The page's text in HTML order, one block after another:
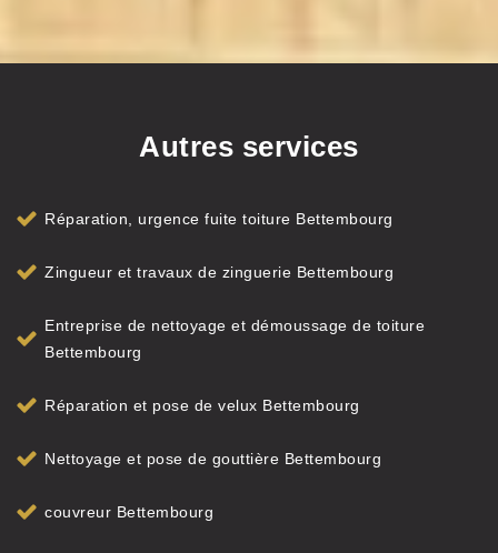
Autres services
Réparation, urgence fuite toiture Bettembourg
Zingueur et travaux de zinguerie Bettembourg
Entreprise de nettoyage et démoussage de toiture
Bettembourg
Réparation et pose de velux Bettembourg
Nettoyage et pose de gouttière Bettembourg
couvreur Bettembourg